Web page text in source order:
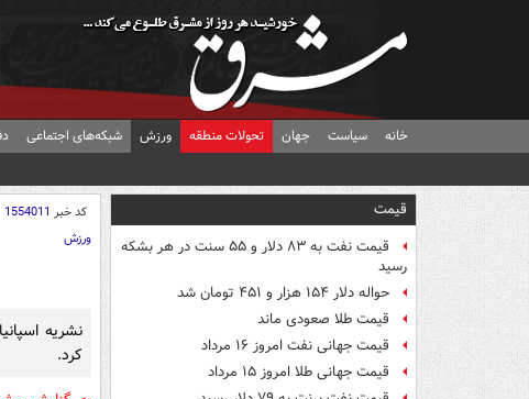
خانه سیاست جهان تحولات منطقه ورزش شبکه‌های اجتماعی
قیمت
قیمت نفت به ۸۳ دلار و ۵۵ سنت در هر بشکه
رسید
حواله دلار ۱۵۴ هزار و ۴۵۱ تومان شد
قیمت طلا صعودی ماند
قیمت جهانی نفت امروز ۱۶ مرداد
قیمت جهانی طلا امروز ۱۵ مرداد
کد خبر 1554011
ورزش
نشریه
کرد.